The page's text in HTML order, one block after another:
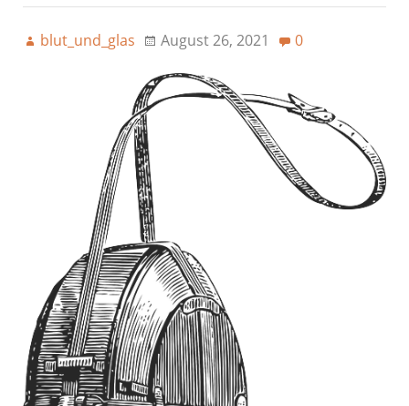
blut_und_glas August 26, 2021 0